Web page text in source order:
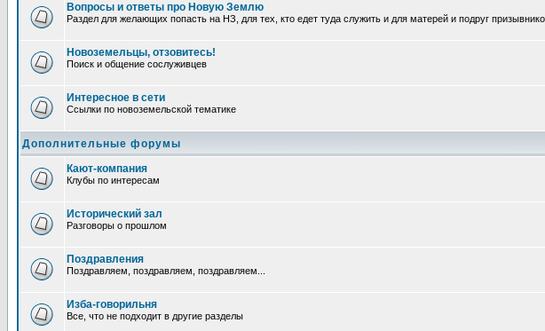
Вопросы и ответы про Новую Землю
Раздел для желающих попасть на НЗ, для тех, кто едет туда служить и для матерей и подруг
Новоземельцы, отзовитесь!
Поиск и общение сослуживцев
Интересное в сети
Ссылки по новоземельской тематике
Дополнительные форумы
Кают-компания
Клубы по интересам
Исторический зал
Разговоры о прошлом
Поздравления
Поздравляем, поздравляем, поздравляем...
Изба-говорильня
Все, что не подходит в другие разделы